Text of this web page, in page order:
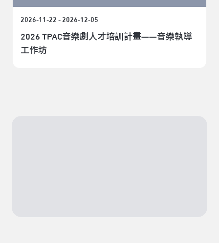
2026-11-22 - 2026-12-05
2026 TPAC音樂劇人才培訓計畫——音樂執導
工作坊